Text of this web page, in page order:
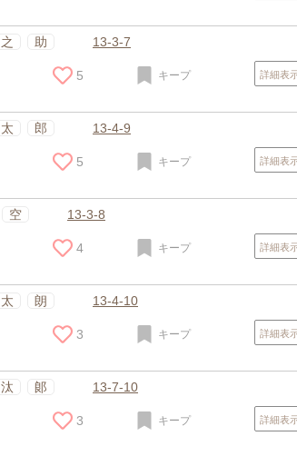
之 助 13-3-7
5 キープ 詳細表
太 郎 13-4-9
5 キープ 詳細表
空 13-3-8
4 キープ 詳細表
太 朗 13-4-10
3 キープ 詳細表
汰 郞 13-7-10
3 キープ 詳細表